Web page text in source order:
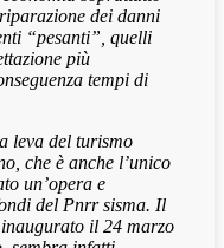
dei danni
“pesanti”, quelli
più
tempi di
leva del turismo
che è anche l’unico
un’opera e
del Pnrr sisma. Il
il 24 marzo